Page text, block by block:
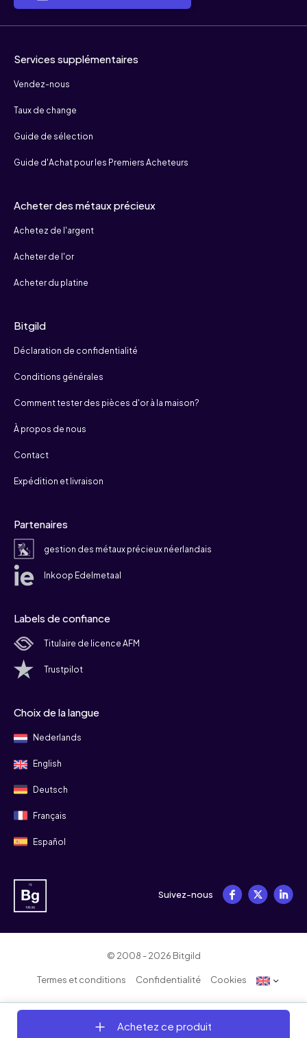
Services supplémentaires
Vendez-nous
Taux de change
Guide de sélection
Guide d'Achat pour les Premiers Acheteurs
Acheter des métaux précieux
Achetez de l'argent
Acheter de l'or
Acheter du platine
Bitgild
Déclaration de confidentialité
Conditions générales
Comment tester des pièces d'or à la maison?
À propos de nous
Contact
Expédition et livraison
Partenaires
gestion des métaux précieux néerlandais
Inkoop Edelmetaal
Labels de confiance
Titulaire de licence AFM
Trustpilot
Choix de la langue
Nederlands
English
Deutsch
Français
Español
Suivez-nous
© 2008 - 2026 Bitgild
Termes et conditions Confidentialité Cookies
Achetez ce produit